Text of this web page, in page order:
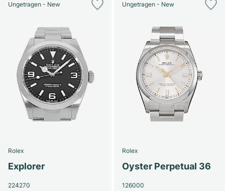
Ungetragen - New
Rolex
Explorer
224270
Ungetragen - New
Rolex
Oyster Perpetual 36
126000